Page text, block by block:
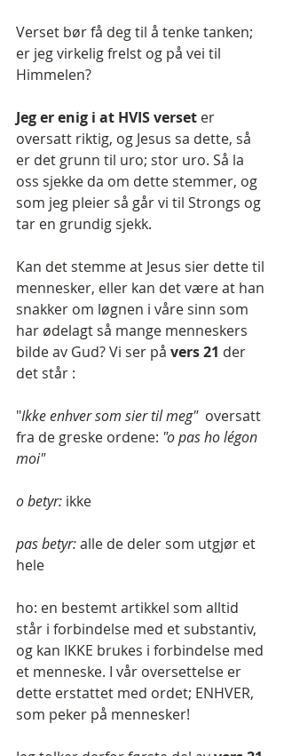
Verset bør få deg til å tenke tanken;
er jeg virkelig frelst og på vei til
Himmelen?
Jeg er enig i at HVIS verset er
oversatt riktig, og Jesus sa dette, så
er det grunn til uro; stor uro. Så la
oss sjekke da om dette stemmer, og
som jeg pleier så går vi til Strongs og
tar en grundig sjekk.
Kan det stemme at Jesus sier dette til
mennesker, eller kan det være at han
snakker om løgnen i våre sinn som
har ødelagt så mange menneskers
bilde av Gud? Vi ser på vers 21 der
det står :
"Ikke enhver som sier til meg" oversatt
fra de greske ordene: "o pas ho légon
moi"
o betyr: ikke
pas betyr: alle de deler som utgjør et
hele
ho: en bestemt artikkel som alltid
står i forbindelse med et substantiv,
og kan IKKE brukes i forbindelse med
et menneske. I vår oversettelse er
dette erstattet med ordet; ENHVER,
som peker på mennesker!